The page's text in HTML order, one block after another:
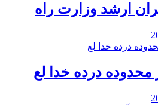
ارشد وزارت راه
درده خدا لع